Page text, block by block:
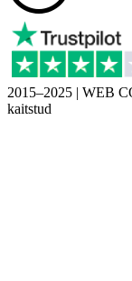
2015–2025 | WEB
kaitstud